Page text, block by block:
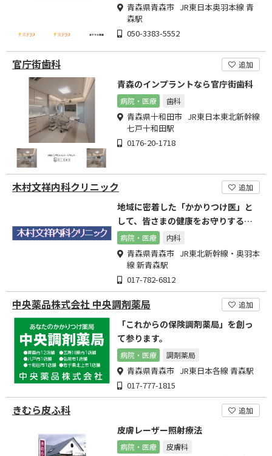
青森県青森市 JR東日本奥羽本線 青
森駅
050-3383-5552
官庁街歯科 追加
青森のインプラントなら官庁街歯科
病院・医療 歯科
青森県十和田市 JR東日本東北新幹線
七戸十和田駅
0176-20-1718
木村文祥内科クリニック 追加
地域に密着した「かかりつけ医」と
して、皆さまの健康をお守りするべ
く全力を尽くして参ります。
病院・医療 内科
青森県青森市 JR東北新幹線・奥羽本
線 新青森駅
017-782-6812
中央薬品株式会社 中央調剤薬局 追加
「これからの保険調剤薬局」を創っ
て参ります。
病院・医療 調剤薬局
青森県青森市 JR東日本各線 青森駅
017-777-1815
きむら皮ふ科 追加
皮膚レーザー照射療法
病院・医療 皮膚科